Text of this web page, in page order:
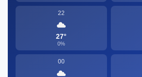
22
27°
0%
00